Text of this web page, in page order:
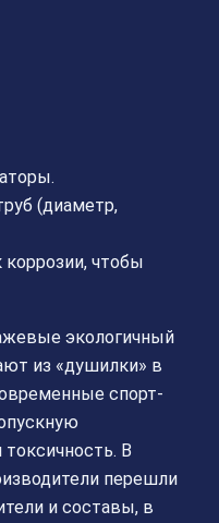
(диаметр,
чтобы
экологичный
из «душилки» в
спорт-
В
перешли
и составы, в